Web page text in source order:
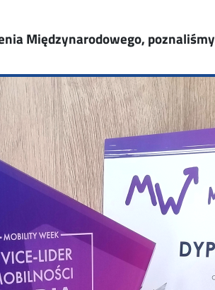
Międzynarodowego,